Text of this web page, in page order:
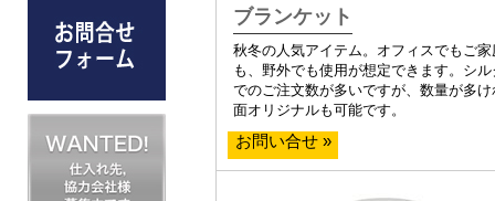
ブランケット
秋冬の人気アイテム。オフィスでもご家
も、野外でも使用が想定できます。シ
でのご注文数が多いですが、数量が多け
面オリジナルも可能です。
お問い合せ »